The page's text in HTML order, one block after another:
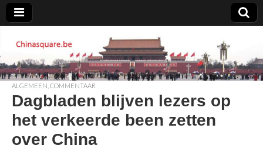
Chinasquare.be
ALGEMEEN COMMENTAAR
Dagbladen blijven lezers op
het verkeerde been zetten
over China